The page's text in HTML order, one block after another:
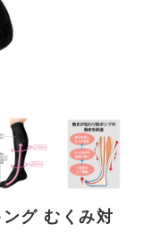
グ むくみ対